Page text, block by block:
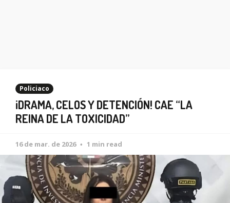
Policiaco
¡DRAMA, CELOS Y DETENCIÓN! CAE “LA
REINA DE LA TOXICIDAD”
16 de mar. de 2026 1 min read